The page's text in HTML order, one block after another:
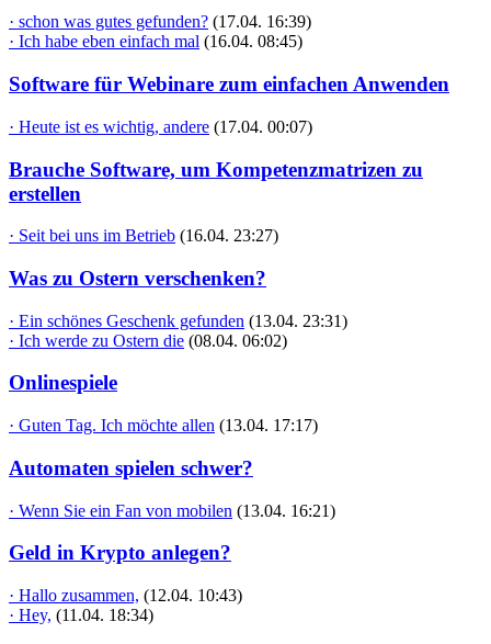
· schon was gutes gefunden? (17.04. 16:39)
· Ich habe eben einfach mal (16.04. 08:45)
Software für Webinare zum einfachen Anwenden
· Heute ist es wichtig, andere (17.04. 00:07)
Brauche Software, um Kompetenzmatrizen zu
erstellen
· Seit bei uns im Betrieb (16.04. 23:27)
Was zu Ostern verschenken?
· Ein schönes Geschenk gefunden (13.04. 23:31)
· Ich werde zu Ostern die (08.04. 06:02)
Onlinespiele
· Guten Tag. Ich möchte allen (13.04. 17:17)
Automaten spielen schwer?
· Wenn Sie ein Fan von mobilen (13.04. 16:21)
Geld in Krypto anlegen?
· Hallo zusammen, (12.04. 10:43)
· Hey, (11.04. 18:34)